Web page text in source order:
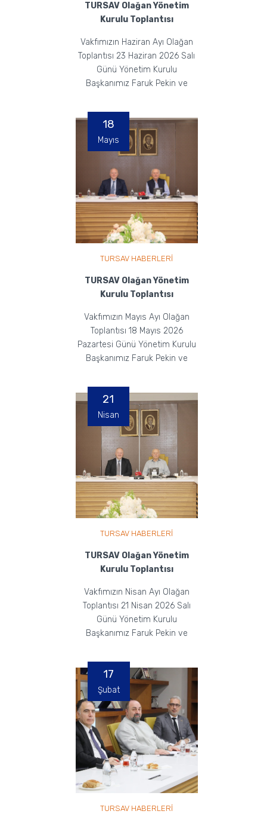
TURSAV Olağan Yönetim
Kurulu Toplantısı
Vakfımızın Haziran Ayı Olağan
Toplantısı 23 Haziran 2026 Salı
Günü Yönetim Kurulu
Başkanımız Faruk Pekin ve
TURSAV HABERLERİ
TURSAV Olağan Yönetim
Kurulu Toplantısı
Vakfımızın Mayıs Ayı Olağan
Toplantısı 18 Mayıs 2026
Pazartesi Günü Yönetim Kurulu
Başkanımız Faruk Pekin ve
18
Mayıs
TURSAV HABERLERİ
TURSAV Olağan Yönetim
Kurulu Toplantısı
Vakfımızın Nisan Ayı Olağan
Toplantısı 21 Nisan 2026 Salı
Günü Yönetim Kurulu
Başkanımız Faruk Pekin ve
Ka...
21
Nisan
TURSAV HABERLERİ
17
Şubat